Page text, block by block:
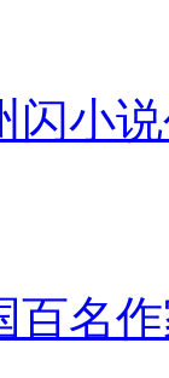
闪小
百名